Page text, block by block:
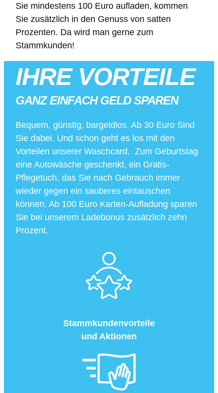
Sie mindestens 100 Euro aufladen, kommen
Sie zusätzlich in den Genuss von satten
Prozenten. Da wird man gerne zum
Stammkunden!
IHRE VORTEILE
GANZ EINFACH GELD SPAREN
Bequem, günstig, bargeldlos. Ab 30 Euro Sind
Sie dabei. Und schon geht es los mit den
Vorteilen unserer Waschcard. Zum Geburtstag
eine Autowäsche geschenkt, ein Gratis-
Pflegetuch, das Sie nach Gebrauch immer
wieder gegen ein sauberes eintauschen
können. Ab 100 Euro Karten-Aufladung sparen
Sie bei unserem Ladebonus zusätzlich zehn
Prozent.
Stammkundenvorteile
und Aktionen